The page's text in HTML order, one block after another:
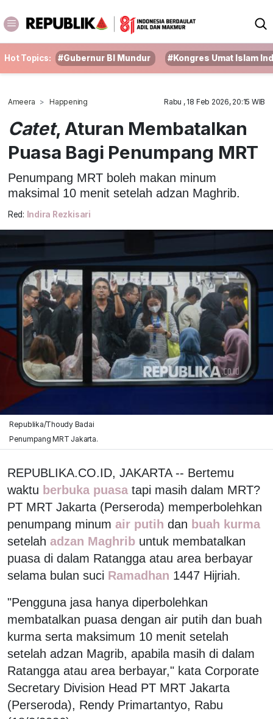
Hot Topics: #Gubernur BI Mundur #Kongres Umat Islam
Ameera Happening Rabu , 18 Feb 2026, 20:15 WIB
Catet, Aturan Membatalkan
Puasa Bagi Penumpang MRT
Penumpang MRT boleh makan minum
maksimal 10 menit setelah adzan Maghrib.
Red: Indira Rezkisari
Republika/Thoudy Badai
Penumpang MRT Jakarta.
REPUBLIKA.CO.ID, JAKARTA -- Bertemu
waktu berbuka puasa tapi masih dalam MRT?
PT MRT Jakarta (Perseroda) memperbolehkan
penumpang minum air putih dan buah kurma
setelah adzan Maghrib untuk membatalkan
puasa di dalam Ratangga atau area berbayar
selama bulan suci Ramadhan 1447 Hijriah.
"Pengguna jasa hanya diperbolehkan
membatalkan puasa dengan air putih dan buah
kurma serta maksimum 10 menit setelah
setelah adzan Magrib, apabila masih di dalam
Ratangga atau area berbayar," kata Corporate
Secretary Division Head PT MRT Jakarta
(Perseroda), Rendy Primartantyo, Rabu